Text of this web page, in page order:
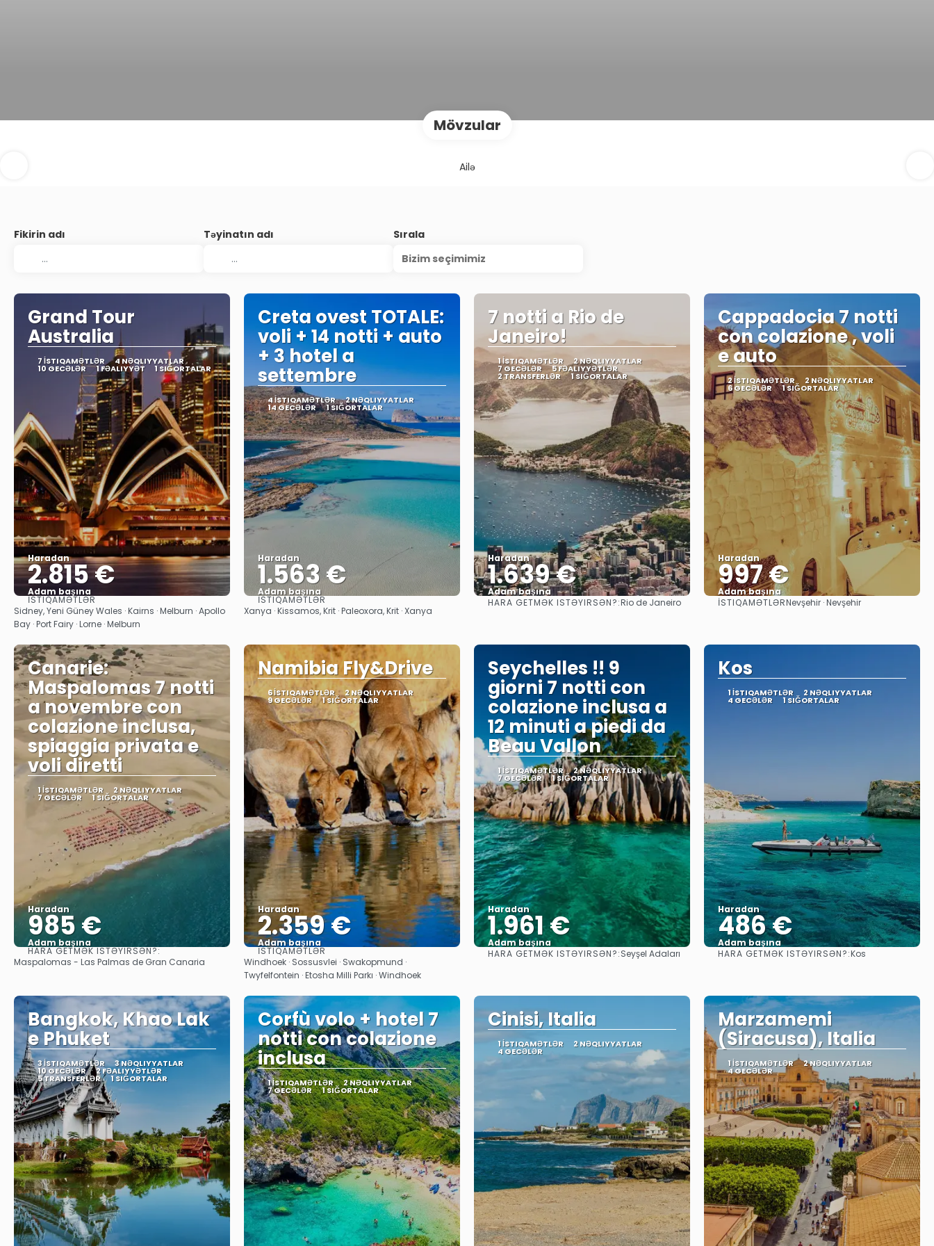
Mövzular
Ailə
Fikirin adı Təyinatın adı
Sırala
Bizim seçimimiz
Grand Tour
Australia
7 İSTIQAMƏTLƏR 4 NƏQLIYYATLAR
10 GECƏLƏR 1 FƏALIYYƏT 1 SIĞORTALAR
Haradan
2.815 €
Adam başına
Baxın
İSTIQAMƏTLƏR
Sidney, Yeni Güney Wales · Kairns · Melburn · Apollo
Bay · Port Fairy · Lorne · Melburn
Creta ovest TOTALE:
voli + 14 notti + auto
+ 3 hotel a
settembre
4 İSTIQAMƏTLƏR 2 NƏQLIYYATLAR
14 GECƏLƏR 1 SIĞORTALAR
Haradan
1.563 €
Adam başına
Baxın
İSTIQAMƏTLƏR
Xanya · Kissamos, Krit · Paleoxora, Krit · Xanya
7 notti a Rio de
Janeiro!
1 İSTIQAMƏTLƏR 2 NƏQLIYYATLAR
7 GECƏLƏR 5 FƏALIYYƏTLƏR
2 TRANSFERLƏR 1 SIĞORTALAR
Haradan
1.639 €
Adam başına
Baxın
HARA GETMƏK ISTƏYIRSƏN?:Rio de Janeiro
Cappadocia 7 notti
con colazione , voli
e auto
2 İSTIQAMƏTLƏR 2 NƏQLIYYATLAR
6 GECƏLƏR 1 SIĞORTALAR
Haradan
997 €
Adam başına
Baxın
İSTIQAMƏTLƏRNevşehir · Nevşehir
Canarie:
Maspalomas 7 notti
a novembre con
colazione inclusa,
spiaggia privata e
voli diretti
1 İSTIQAMƏTLƏR 2 NƏQLIYYATLAR
7 GECƏLƏR 1 SIĞORTALAR
Haradan
985 €
Adam başına
Baxın
HARA GETMƏK ISTƏYIRSƏN?:
Maspalomas - Las Palmas de Gran Canaria
Namibia Fly&Drive
6 İSTIQAMƏTLƏR 2 NƏQLIYYATLAR
9 GECƏLƏR 1 SIĞORTALAR
Haradan
2.359 €
Adam başına
Baxın
İSTIQAMƏTLƏR
Windhoek · Sossusvlei · Swakopmund ·
Twyfelfontein · Etosha Milli Parkı · Windhoek
Seychelles !! 9
giorni 7 notti con
colazione inclusa a
12 minuti a piedi da
Beau Vallon
1 İSTIQAMƏTLƏR 2 NƏQLIYYATLAR
7 GECƏLƏR 1 SIĞORTALAR
Haradan
1.961 €
Adam başına
Baxın
HARA GETMƏK ISTƏYIRSƏN?:Seyşel Adaları
Kos
1 İSTIQAMƏTLƏR 2 NƏQLIYYATLAR
4 GECƏLƏR 1 SIĞORTALAR
Haradan
486 €
Adam başına
Baxın
HARA GETMƏK ISTƏYIRSƏN?:Kos
Bangkok, Khao Lak
e Phuket
3 İSTIQAMƏTLƏR 3 NƏQLIYYATLAR
10 GECƏLƏR 2 FƏALIYYƏTLƏR
5 TRANSFERLƏR 1 SIĞORTALAR
Corfù volo + hotel 7
notti con colazione
inclusa
1 İSTIQAMƏTLƏR 2 NƏQLIYYATLAR
7 GECƏLƏR 1 SIĞORTALAR
Cinisi, Italia
1 İSTIQAMƏTLƏR 2 NƏQLIYYATLAR
4 GECƏLƏR
Marzamemi
(Siracusa), Italia
1 İSTIQAMƏTLƏR 2 NƏQLIYYATLAR
4 GECƏLƏR